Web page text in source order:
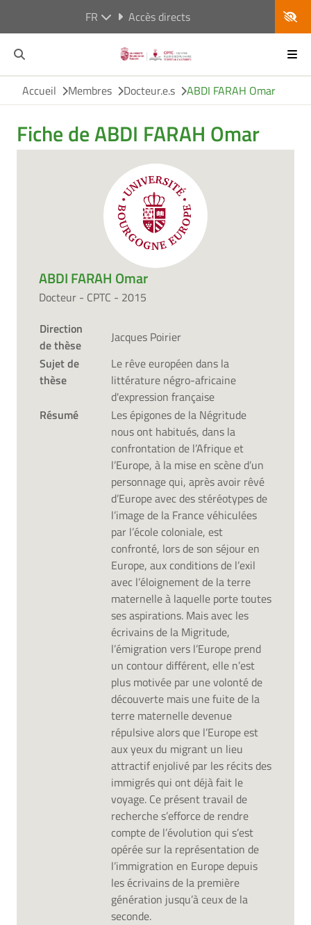
FR Accès directs
Accueil Membres Docteur.e.s ABDI FARAH Omar
Fiche de ABDI FARAH Omar
ABDI FARAH Omar
Docteur - CPTC - 2015
Direction
de thèse
Jacques Poirier
Sujet de
thèse
Le rêve européen dans la
littérature négro-africaine
d'expression française
Résumé
Les épigones de la Négritude
nous ont habitués, dans la
confrontation de l’Afrique et
l’Europe, à la mise en scène d’un
personnage qui, après avoir rêvé
d’Europe avec des stéréotypes de
l’image de la France véhiculées
par l’école coloniale, est
confronté, lors de son séjour en
Europe, aux conditions de l’exil
avec l’éloignement de la terre
maternelle à laquelle porte toutes
ses aspirations. Mais avec les
écrivains de la Migritude,
l’émigration vers l’Europe prend
un contour différent, elle n’est
plus motivée par une volonté de
découverte mais une fuite de la
terre maternelle devenue
répulsive alors que l’Europe est
aux yeux du migrant un lieu
attractif enjolivé par les récits des
immigrés qui ont déjà fait le
voyage. Ce présent travail de
recherche s’efforce de rendre
compte de l’évolution qui s’est
opérée sur la représentation de
l’immigration en Europe depuis
les écrivains de la première
génération jusqu’à ceux de la
seconde.